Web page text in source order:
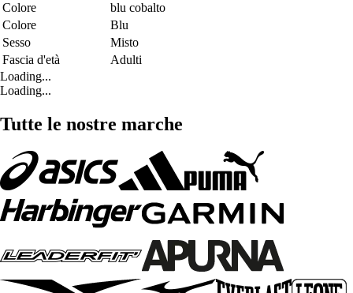
Colore
blu cobalto
Colore
Blu
Sesso
Misto
Fascia d'età
Adulti
Loading...
Loading...
Tutte le nostre marche